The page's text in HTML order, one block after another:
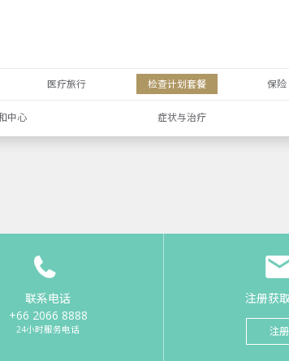
医疗旅行 检查计划套餐 保险
中心 症状与治疗
联系电话
+66 2066 8888
24小时服务电话
注册获
注册